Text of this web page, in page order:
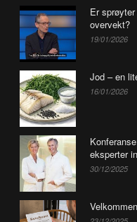
Er
overvekt?
19/01/2026
Jod – en
16/01/2026
eksperter
30/12/2025